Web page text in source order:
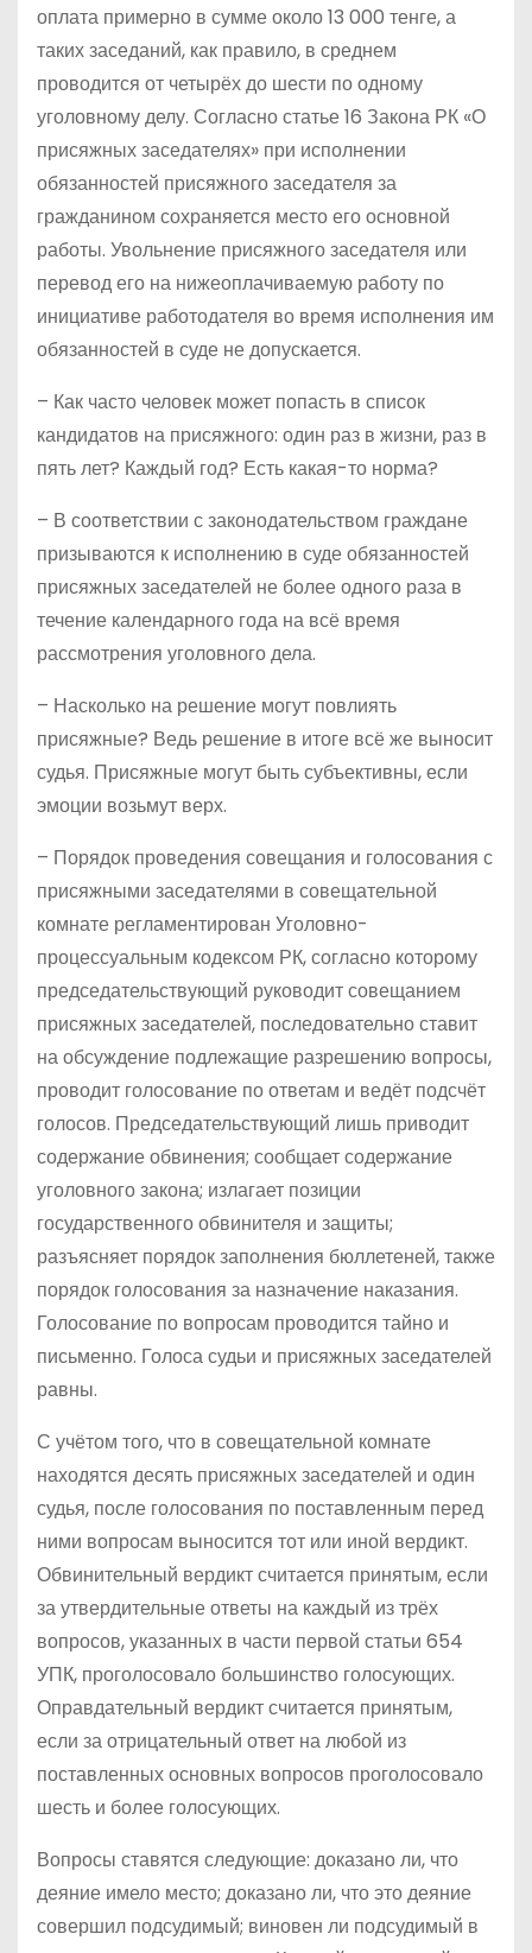
оплата примерно в сумме около 13 000 тенге, а
таких заседаний, как правило, в среднем
проводится от четырёх до шести по одному
уголовному делу. Согласно статье 16 Закона РК «О
присяжных заседателях» при исполнении
обязанностей присяжного заседателя за
гражданином сохраняется место его основной
работы. Увольнение присяжного заседателя или
перевод его на нижеоплачиваемую работу по
инициативе работодателя во время исполнения им
обязанностей в суде не допускается.
– Как часто человек может попасть в список
кандидатов на присяжного: один раз в жизни, раз в
пять лет? Каждый год? Есть какая-то норма?
– В соответствии с законодательством граждане
призываются к исполнению в суде обязанностей
присяжных заседателей не более одного раза в
течение календарного года на всё время
рассмотрения уголовного дела.
– Насколько на решение могут повлиять
присяжные? Ведь решение в итоге всё же выносит
судья. Присяжные могут быть субъективны, если
эмоции возьмут верх.
– Порядок проведения совещания и голосования с
присяжными заседателями в совещательной
комнате регламентирован Уголовно-
процессуальным кодексом РК, согласно которому
председательствующий руководит совещанием
присяжных заседателей, последовательно ставит
на обсуждение подлежащие разрешению вопросы,
проводит голосование по ответам и ведёт подсчёт
голосов. Председательствующий лишь приводит
содержание обвинения; сообщает содержание
уголовного закона; излагает позиции
государственного обвинителя и защиты;
разъясняет порядок заполнения бюллетеней, также
порядок голосования за назначение наказания.
Голосование по вопросам проводится тайно и
письменно. Голоса судьи и присяжных заседателей
равны.
С учётом того, что в совещательной комнате
находятся десять присяжных заседателей и один
судья, после голосования по поставленным перед
ними вопросам выносится тот или иной вердикт.
Обвинительный вердикт считается принятым, если
за утвердительные ответы на каждый из трёх
вопросов, указанных в части первой статьи 654
УПК, проголосовало большинство голосующих.
Оправдательный вердикт считается принятым,
если за отрицательный ответ на любой из
поставленных основных вопросов проголосовало
шесть и более голосующих.
Вопросы ставятся следующие: доказано ли, что
деяние имело место; доказано ли, что это деяние
совершил подсудимый; виновен ли подсудимый в